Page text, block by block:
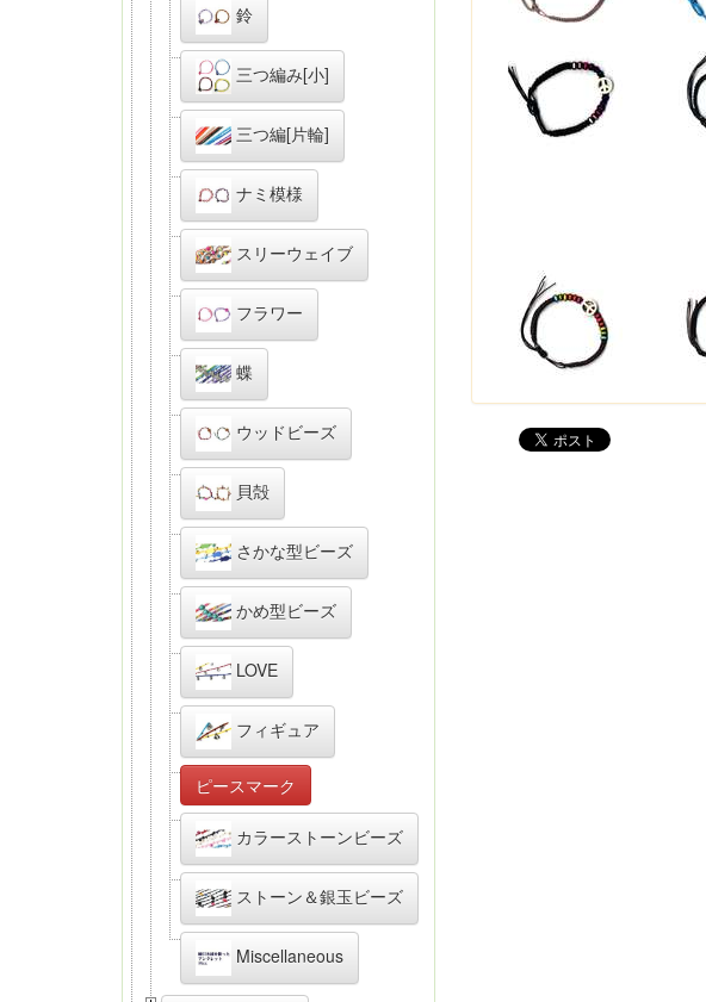
鈴
三つ編み[小]
三つ編[片輪]
ナミ模様
スリーウェイブ
フラワー
蝶
ウッドビーズ
貝殻
さかな型ビーズ
かめ型ビーズ
LOVE
フィギュア
ピースマーク
カラーストーンビーズ
ストーン＆銀玉ビーズ
Miscellaneous